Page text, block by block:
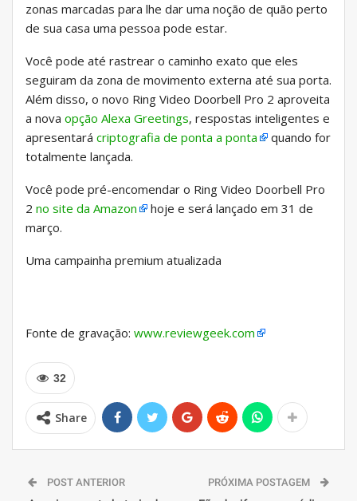
zonas marcadas para lhe dar uma noção de quão perto
de sua casa uma pessoa pode estar.
Você pode até rastrear o caminho exato que eles
seguiram da zona de movimento externa até sua porta.
Além disso, o novo Ring Video Doorbell Pro 2 aproveita
a nova opção Alexa Greetings, respostas inteligentes e
apresentará criptografia de ponta a ponta
quando for
totalmente lançada.
Você pode pré-encomendar o Ring Video Doorbell Pro
2 no site da Amazon
hoje e será lançado em 31 de
março.
Uma campainha premium atualizada
Fonte de gravação: www.reviewgeek.com
32
Share
POST ANTERIOR PRÓXIMA POSTAGEM